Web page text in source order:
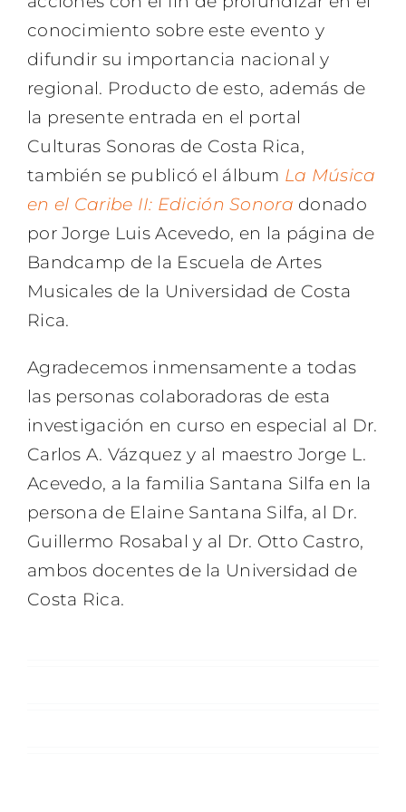
conocimiento sobre este evento y
difundir su importancia nacional y
regional. Producto de esto, además de
la presente entrada en el portal
Culturas Sonoras de Costa Rica,
también se publicó el álbum La Música
en el Caribe II: Edición Sonora donado
por Jorge Luis Acevedo, en la página de
Bandcamp de la Escuela de Artes
Musicales de la Universidad de Costa
Rica.
Agradecemos inmensamente a todas
las personas colaboradoras de esta
investigación en curso en especial al Dr.
Carlos A. Vázquez y al maestro Jorge L.
Acevedo, a la familia Santana Silfa en la
persona de Elaine Santana Silfa, al Dr.
Guillermo Rosabal y al Dr. Otto Castro,
ambos docentes de la Universidad de
Costa Rica.